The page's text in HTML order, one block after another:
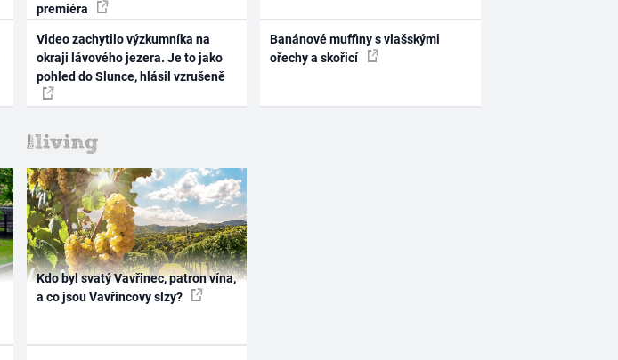
premiéra
Video zachytilo výzkumníka na
okraji lávového jezera. Je to jako
pohled do Slunce, hlásil vzrušeně
Banánové muffiny s vlašskými
ořechy a skořicí
Kdo byl svatý Vavřinec, patron vína,
a co jsou Vavřincovy slzy?